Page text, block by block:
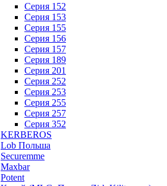
Серия 152
Серия 153
Серия 155
Серия 156
Серия 157
Серия 189
Серия 201
Серия 252
Серия 253
Серия 255
Серия 257
Серия 352
KERBEROS
Lob Польша
Securemme
Maxbar
Potent